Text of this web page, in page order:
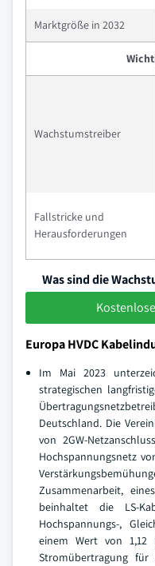
Marktgröße in 2032
Wachstumstreiber
Fallstricke und
Herausforderungen
Was sind die
Europa HVDC
Im Mai 2023
strategischen
Deutschland. Die
von 2GW-
Hochspannungsnetz
Zusammenarbeit,
beinhaltet die LS-
Hochspannungs-,
einem Wert von 1,12
Stromübertragung für